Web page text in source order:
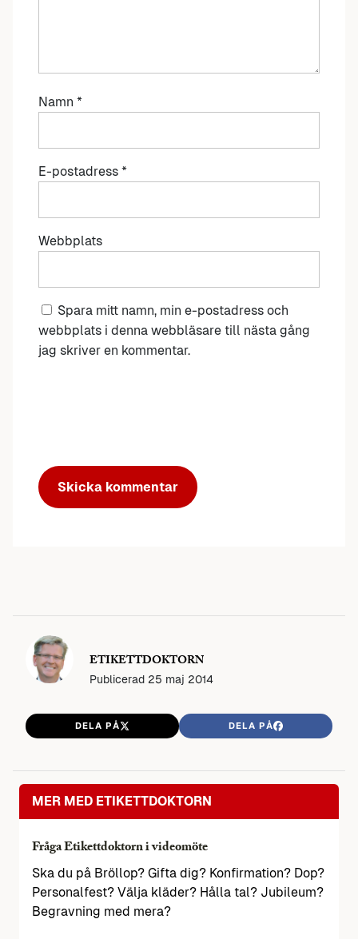
Namn *
E-postadress *
Webbplats
Spara mitt namn, min e-postadress och
webbplats i denna webbläsare till nästa gång
jag skriver en kommentar.
ETIKETTDOKTORN
Publicerad 25 maj 2014
DELA PÅ DELA PÅ
MER MED ETIKETTDOKTORN
Fråga Etikettdoktorn i videomöte
Ska du på Bröllop? Gifta dig? Konfirmation? Dop?
Personalfest? Välja kläder? Hålla tal? Jubileum?
Begravning med mera?